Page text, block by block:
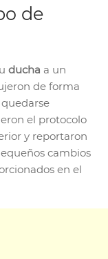
de
ducha a un
de forma
el protocolo
y reportaron
cambios
en el